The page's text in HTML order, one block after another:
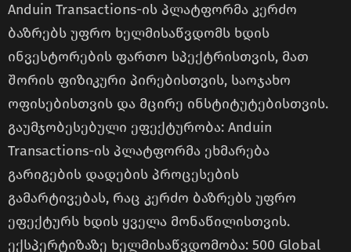
Anduin Transactions-ის პლატფორმა კერძო
ბაზრებს უფრო ხელმისაწვდომს ხდის
ინვესტორების ფართო სპექტრისთვის, მათ
შორის ფიზიკური პირებისთვის, საოჯახო
ოფისებისთვის და მცირე ინსტიტუტებისთვის.
გაუმჯობესებული ეფექტურობა: Anduin
Transactions-ის პლატფორმა ეხმარება
გარიგების დადების პროცესების
გამარტივებას, რაც კერძო ბაზრებს უფრო
ეფექტურს ხდის ყველა მონაწილისთვის.
ექსპერტიზაზე ხელმისაწვდომობა: 500 Global